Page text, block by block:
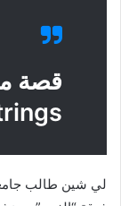
قصة
لي شين طالب